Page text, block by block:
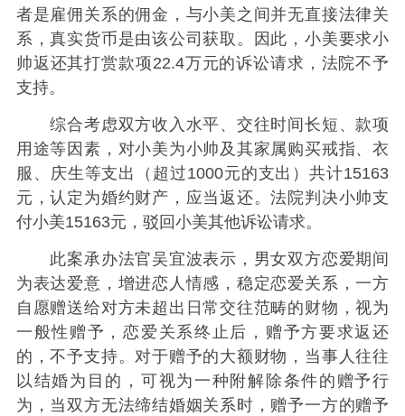
者是雇佣关系的佣金，与小美之间并无直接法律关
系，真实货币是由该公司获取。因此，小美要求小
帅返还其打赏款项22.4万元的诉讼请求，法院不予
支持。
综合考虑双方收入水平、交往时间长短、款项
用途等因素，对小美为小帅及其家属购买戒指、衣
服、庆生等支出（超过1000元的支出）共计15163
元，认定为婚约财产，应当返还。法院判决小帅支
付小美15163元，驳回小美其他诉讼请求。
此案承办法官吴宜波表示，男女双方恋爱期间
为表达爱意，增进恋人情感，稳定恋爱关系，一方
自愿赠送给对方未超出日常交往范畴的财物，视为
一般性赠予，恋爱关系终止后，赠予方要求返还
的，不予支持。对于赠予的大额财物，当事人往往
以结婚为目的，可视为一种附解除条件的赠予行
为，当双方无法缔结婚姻关系时，赠予一方的赠予